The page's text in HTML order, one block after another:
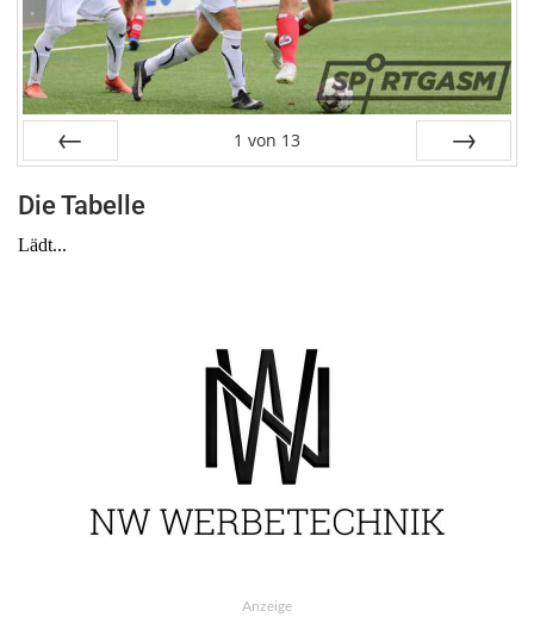
1 von 13
Die Tabelle
Anzeige